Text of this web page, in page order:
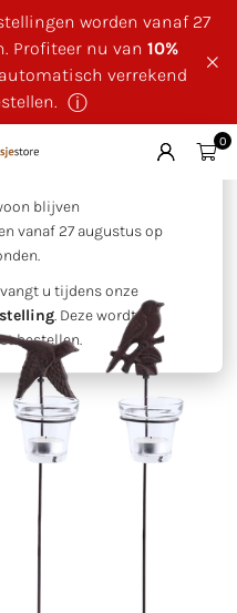
worden vanaf 27
Profiteer nu van 10%
verrekend
ⓘ
×
blijven
vanaf 27 augustus op
u tijdens onze
. Deze wordt
bestellen.
0